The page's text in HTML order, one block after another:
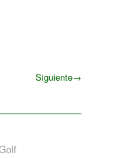
Siguiente→